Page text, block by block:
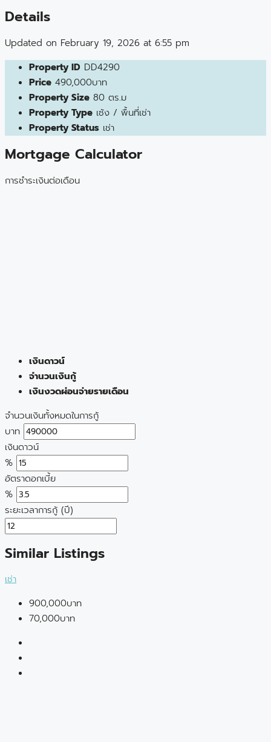
Details
Updated on February 19, 2026 at 6:55 pm
Property ID DD4290
Price 490,000บาท
Property Size 80 ตร.ม
Property Type เซ้ง / พื้นที่เช่า
Property Status เช่า
Mortgage Calculator
การชำระเงินต่อเดือน
เงินดาวน์
จำนวนเงินกู้
เงินงวดผ่อนจ่ายรายเดือน
จำนวนเงินทั้งหมดในการกู้
บาท
เงินดาวน์
%
อัตราดอกเบี้ย
%
ระยะเวลาการกู้ (ปี)
Similar Listings
เช่า
900,000บาท
70,000บาท